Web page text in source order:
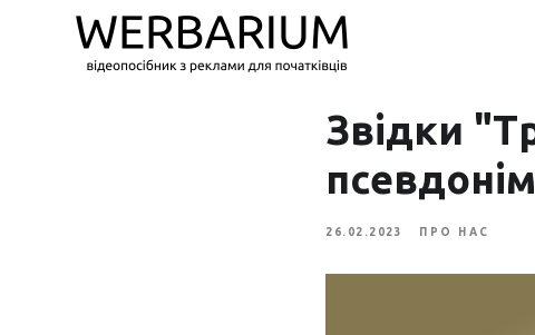
Звідки
26.02.2023 ПРО НАС